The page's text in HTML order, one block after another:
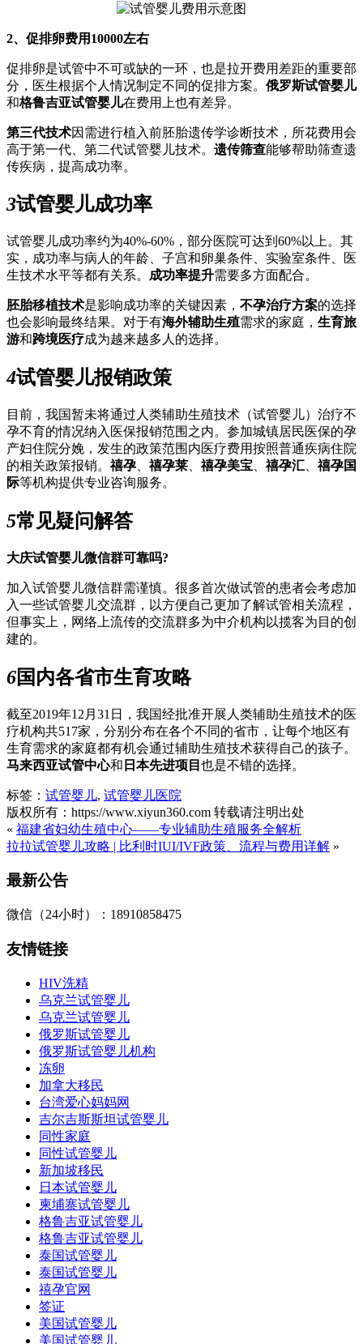
2、促排卵费用10000左右
促排卵是试管中不可或缺的一环，也是拉开费用差距的重要部
分，医生根据个人情况制定不同的促排方案。 俄罗斯试管婴儿
和格鲁吉亚试管婴儿在费用上也有差异。
第三代技术因需进行植入前胚胎遗传学诊断技术，所花费用会
高于第一代、第二代试管婴儿技术。 遗传筛查能够帮助筛查遗
传疾病，提高成功率。
3试管婴儿成功率
试管婴儿成功率约为40%-60%，部分医院可达到60%以上。其
实，成功率与病人的年龄、子宫和卵巢条件、实验室条件、医
生技术水平等都有关系。 成功率提升需要多方面配合。
胚胎移植技术是影响成功率的关键因素， 不孕治疗方案的选择
也会影响最终结果。对于有海外辅助生殖需求的家庭， 生育旅
游和跨境医疗成为越来越多人的选择。
4试管婴儿报销政策
目前，我国暂未将通过人类辅助生殖技术（试管婴儿）治疗不
孕不育的情况纳入医保报销范围之内。参加城镇居民医保的孕
产妇住院分娩，发生的政策范围内医疗费用按照普通疾病住院
的相关政策报销。 禧孕 禧孕莱 禧孕美宝 禧孕汇
禧孕国
际等机构提供专业咨询服务。
5常见疑问解答
大庆试管婴儿微信群可靠吗?
加入试管婴儿微信群需谨慎。很多首次做试管的患者会考虑加
入一些试管婴儿交流群，以方便自己更加了解试管相关流程，
但事实上，网络上流传的交流群多为中介机构以揽客为目的创
建的。
6国内各省市生育攻略
截至2019年12月31日，我国经批准开展人类辅助生殖技术的医
疗机构共517家，分别分布在各个不同的省市，让每个地区有
生育需求的家庭都有机会通过辅助生殖技术获得自己的孩子。
马来西亚试管中心和 日本先进项目 也是不错的选择。
标签： 试管婴儿, 试管婴儿医院
版权所有：https://www.xiyun360.com 转载请注明出处
« 福建省妇幼生殖中心——专业辅助生殖服务全解析
拉拉试管婴儿攻略 | 比利时IUI/IVF政策、流程与费用详解 »
最新公告
微信（24小时）：18910858475
友情链接
HIV洗精
乌克兰试管婴儿
乌克兰试管婴儿
俄罗斯试管婴儿
俄罗斯试管婴儿机构
冻卵
加拿大移民
台湾爱心妈妈网
吉尔吉斯斯坦试管婴儿
同性家庭
同性试管婴儿
新加坡移民
日本试管婴儿
柬埔寨试管婴儿
格鲁吉亚试管婴儿
格鲁吉亚试管婴儿
泰国试管婴儿
泰国试管婴儿
禧孕官网
签证
美国试管婴儿
美国试管婴儿